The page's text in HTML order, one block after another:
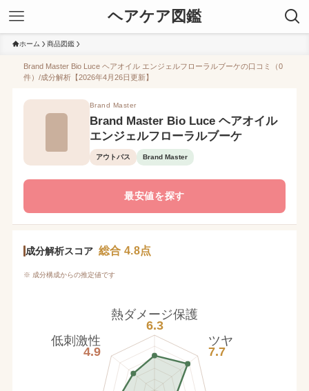
ヘアケア図鑑
ホーム 商品図鑑
Brand Master Bio Luce ヘアオイル エンジェルフローラルブーケの口コミ（0
件）/成分解析【2026年4月26日更新】
Brand Master
Brand Master Bio Luce ヘアオイル
エンジェルフローラルブーケ
アウトバス Brand Master
最安値を探す
成分解析スコア 総合 4.8点
※ 成分構成からの推定値です
熱ダメージ保護
6.3
ツヤ
7.7
低刺激性
4.9